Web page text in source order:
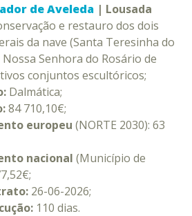
de Aveleda | Lousada
e restauro dos dois
da nave (Santa Teresinha do
Senhora do Rosário de
conjuntos escultóricos;
Dalmática;
84 710,10€;
europeu (NORTE 2030): 63
nacional (Município de
26-06-2026;
110 dias.